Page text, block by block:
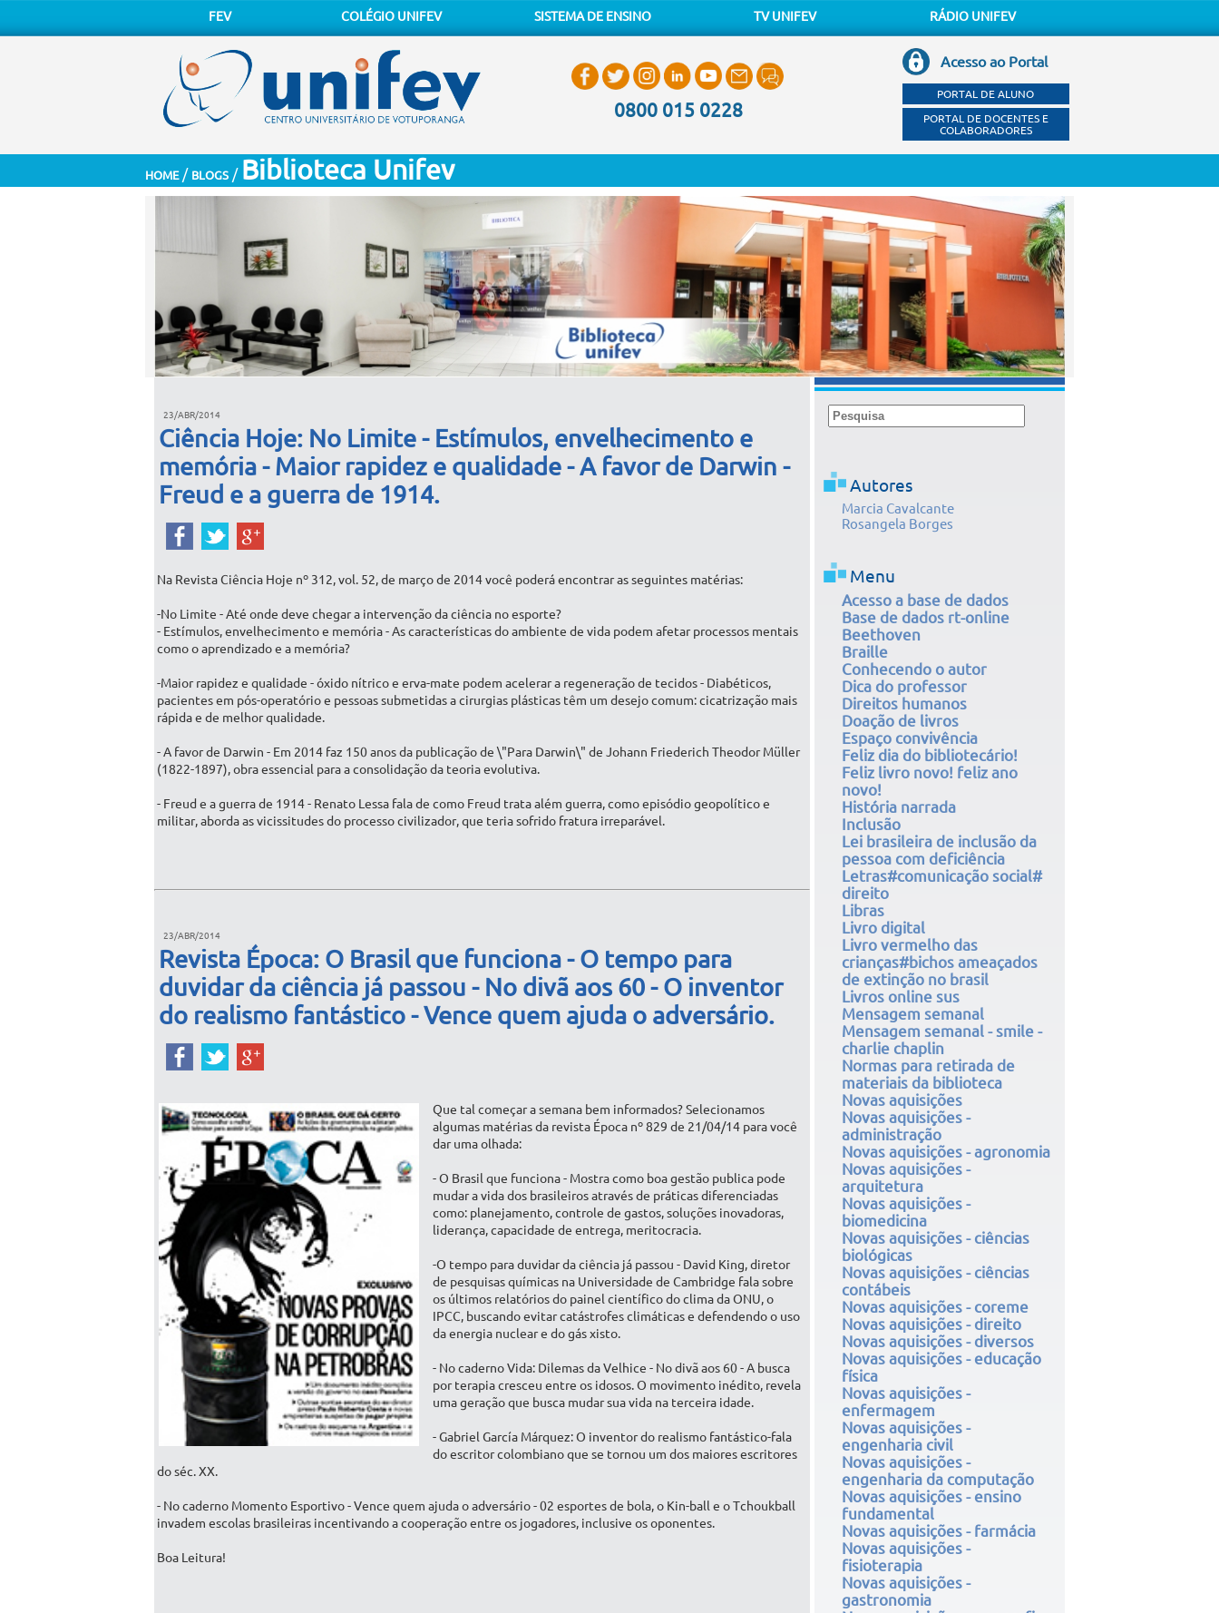
FEV COLÉGIO UNIFEV SISTEMA DE ENSINO TV UNIFEV RÁDIO UNIFEV
0800 015 0228
Acesso ao Portal
PORTAL DE ALUNO
PORTAL DE DOCENTES E
COLABORADORES
HOME/ BLOGS / Biblioteca Unifev
23/ABR/2014
Ciência Hoje: No Limite - Estímulos, envelhecimento e
memória - Maior rapidez e qualidade - A favor de Darwin -
Freud e a guerra de 1914.
Na Revista Ciência Hoje nº 312, vol. 52, de março de 2014 você poderá encontrar as seguintes matérias:
-No Limite - Até onde deve chegar a intervenção da ciência no esporte?
- Estímulos, envelhecimento e memória - As características do ambiente de vida podem afetar processos mentais
como o aprendizado e a memória?
-Maior rapidez e qualidade - óxido nítrico e erva-mate podem acelerar a regeneração de tecidos - Diabéticos,
pacientes em pós-operatório e pessoas submetidas a cirurgias plásticas têm um desejo comum: cicatrização mais
rápida e de melhor qualidade.
- A favor de Darwin - Em 2014 faz 150 anos da publicação de \"Para Darwin\" de Johann Friederich Theodor Müller
(1822-1897), obra essencial para a consolidação da teoria evolutiva.
- Freud e a guerra de 1914 - Renato Lessa fala de como Freud trata além guerra, como episódio geopolítico e
militar, aborda as vicissitudes do processo civilizador, que teria sofrido fratura irreparável.
23/ABR/2014
Revista Época: O Brasil que funciona - O tempo para
duvidar da ciência já passou - No divã aos 60 - O inventor
do realismo fantástico - Vence quem ajuda o adversário.
Que tal começar a semana bem informados? Selecionamos
algumas matérias da revista Época nº 829 de 21/04/14 para você
dar uma olhada:
- O Brasil que funciona - Mostra como boa gestão publica pode
mudar a vida dos brasileiros através de práticas diferenciadas
como: planejamento, controle de gastos, soluções inovadoras,
liderança, capacidade de entrega, meritocracia.
-O tempo para duvidar da ciência já passou - David King, diretor
de pesquisas químicas na Universidade de Cambridge fala sobre
os últimos relatórios do painel científico do clima da ONU, o
IPCC, buscando evitar catástrofes climáticas e defendendo o uso
da energia nuclear e do gás xisto.
- No caderno Vida: Dilemas da Velhice - No divã aos 60 - A busca
por terapia cresceu entre os idosos. O movimento inédito, revela
uma geração que busca mudar sua vida na terceira idade.
- Gabriel García Márquez: O inventor do realismo fantástico-fala
do escritor colombiano que se tornou um dos maiores escritores
do séc. XX.
- No caderno Momento Esportivo - Vence quem ajuda o adversário - 02 esportes de bola, o Kin-ball e o Tchoukball
invadem escolas brasileiras incentivando a cooperação entre os jogadores, inclusive os oponentes.
Boa Leitura!
Autores
Marcia Cavalcante
Rosangela Borges
Menu
Acesso a base de dados
Base de dados rt-online
Beethoven
Braille
Conhecendo o autor
Dica do professor
Direitos humanos
Doação de livros
Espaço convivência
Feliz dia do bibliotecário!
Feliz livro novo! feliz ano
novo!
História narrada
Inclusão
Lei brasileira de inclusão da
pessoa com deficiência
Letras#comunicação social#
direito
Libras
Livro digital
Livro vermelho das
crianças#bichos ameaçados
de extinção no brasil
Livros online sus
Mensagem semanal
Mensagem semanal - smile -
charlie chaplin
Normas para retirada de
materiais da biblioteca
Novas aquisições
Novas aquisições -
administração
Novas aquisições - agronomia
Novas aquisições -
arquitetura
Novas aquisições -
biomedicina
Novas aquisições - ciências
biológicas
Novas aquisições - ciências
contábeis
Novas aquisições - coreme
Novas aquisições - direito
Novas aquisições - diversos
Novas aquisições - educação
física
Novas aquisições -
enfermagem
Novas aquisições -
engenharia civil
Novas aquisições -
engenharia da computação
Novas aquisições - ensino
fundamental
Novas aquisições - farmácia
Novas aquisições -
fisioterapia
Novas aquisições -
gastronomia